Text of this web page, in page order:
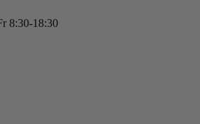
8:30-18:30